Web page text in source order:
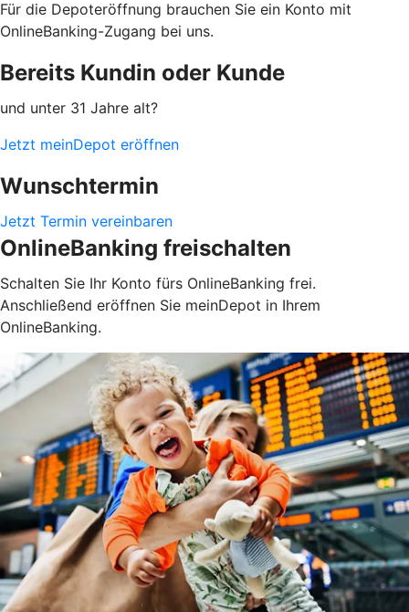
Für die Depoteröffnung brauchen Sie ein Konto mit
OnlineBanking-Zugang bei uns.
Bereits Kundin oder Kunde
und unter 31 Jahre alt?
Jetzt meinDepot eröffnen
Wunschtermin
Jetzt Termin vereinbaren
OnlineBanking freischalten
Schalten Sie Ihr Konto fürs OnlineBanking frei.
Anschließend eröffnen Sie meinDepot in Ihrem
OnlineBanking.